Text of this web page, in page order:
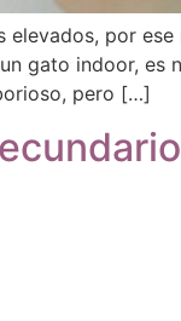
elevados, por
gato indoor,
pero […]